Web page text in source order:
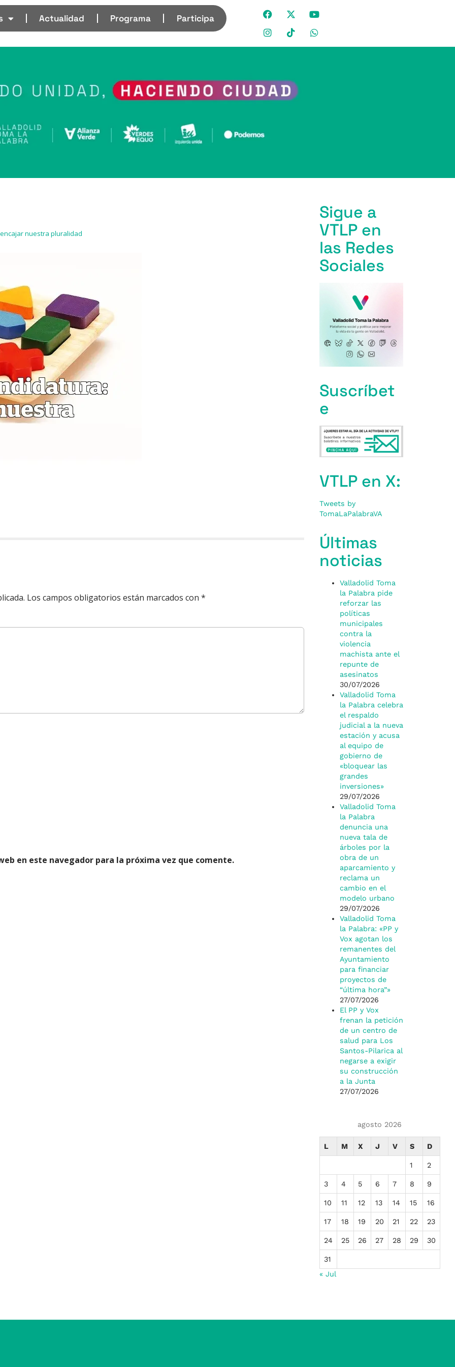
Actualidad Programa Participa
nuestra pluralidad
Los campos obligatorios están marcados con *
en este navegador para la próxima vez que comente.
Sigue a
VTLP en
las Redes
Sociales
Suscríbet
e
VTLP en X:
Tweets by
TomaLaPalabraVA
Últimas
noticias
Valladolid Toma
la Palabra pide
reforzar las
políticas
municipales
contra la
violencia
machista ante el
repunte de
asesinatos
30/07/2026
Valladolid Toma
la Palabra celebra
el respaldo
judicial a la nueva
estación y acusa
al equipo de
gobierno de
«bloquear las
grandes
inversiones»
29/07/2026
Valladolid Toma
la Palabra
denuncia una
nueva tala de
árboles por la
obra de un
aparcamiento y
reclama un
cambio en el
modelo urbano
29/07/2026
Valladolid Toma
la Palabra: «PP y
Vox agotan los
remanentes del
Ayuntamiento
para financiar
proyectos de
“última hora”»
27/07/2026
El PP y Vox
frenan la petición
de un centro de
salud para Los
Santos-Pilarica al
negarse a exigir
su construcción
a la Junta
27/07/2026
agosto 2026
L M X J V S D
1 2
3 4 5 6 7 8 9
10 11 12 13 14 15 16
17 18 19 20 21 22 23
24 25 26 27 28 29 30
31
« Jul